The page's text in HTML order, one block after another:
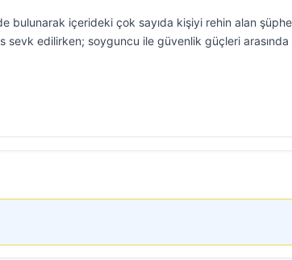
bulunarak içerideki çok sayıda kişiyi rehin alan
sevk edilirken; soyguncu ile güvenlik güçleri arasında